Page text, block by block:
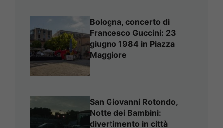
Bologna, concerto di
Francesco Guccini: 23
giugno 1984 in Piazza
Maggiore
San Giovanni Rotondo,
Notte dei Bambini:
divertimento in città